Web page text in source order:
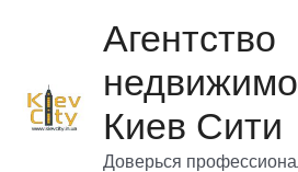
Агентство
Киев Сити
Доверься